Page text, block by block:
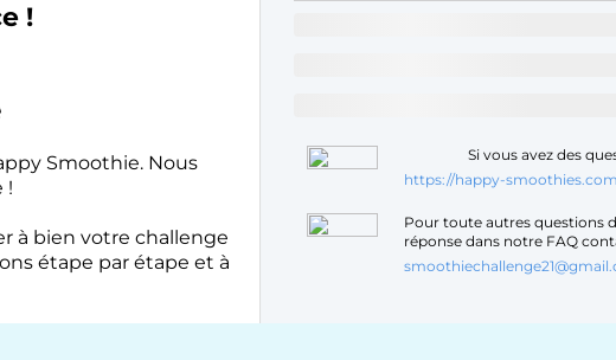
!
Smoothie. Nous
!
à bien votre challenge
étape par étape et à
Si vous avez des
https://happy-
Pour toute autres questions
réponse dans notre FAQ